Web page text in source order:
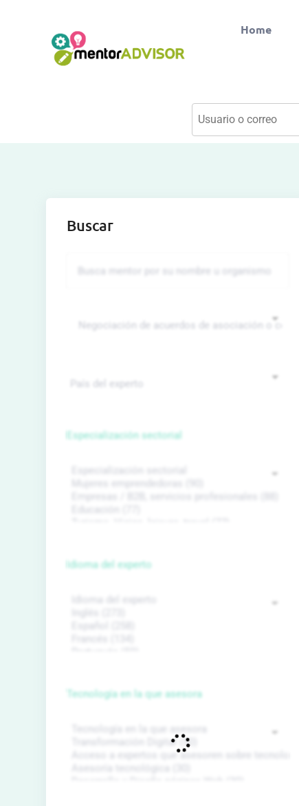
Home
Buscar
Especialización sectorial
Idioma del experto
Tecnología en la que asesora